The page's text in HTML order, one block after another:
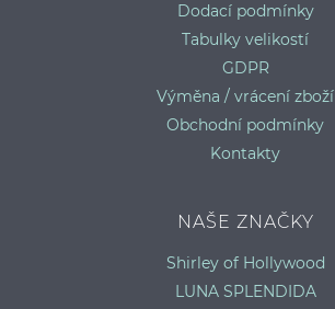
Dodací podmínky
Tabulky velikostí
GDPR
Výměna / vrácení zboží
Obchodní podmínky
Kontakty
NAŠE ZNAČKY
Shirley of Hollywood
LUNA SPLENDIDA